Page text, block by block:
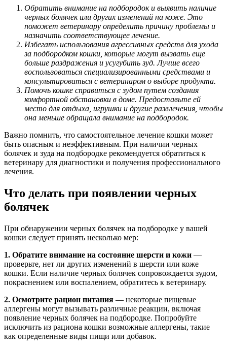
Обратить внимание на подбородок и выявить наличие
черных болячек или других изменений на коже. Это
поможет ветеринару определить причину проблемы и
назначить соответствующее лечение.
Избегать использования агрессивных средств для ухода
за подбородком кошки, которые могут вызвать еще
больше раздражения и усугубить зуд. Лучше всего
воспользоваться специализированными средствами и
консультироваться с ветеринаром о выборе продукта.
Помочь кошке справиться с зудом путем создания
комфортной обстановки в доме. Предоставьте ей
место для отдыха, игрушки и другие развлечения, чтобы
она меньше обращала внимание на подбородок.
Важно помнить, что самостоятельное лечение кошки может
быть опасным и неэффективным. При наличии черных
болячек и зуда на подбородке рекомендуется обратиться к
ветеринару для диагностики и получения профессионального
лечения.
Что делать при появлении черных
болячек
При обнаружении черных болячек на подбородке у вашей
кошки следует принять несколько мер:
1. Обратите внимание на состояние шерсти и кожи —
проверьте, нет ли других изменений в шерсти или коже
кошки. Если наличие черных болячек сопровождается зудом,
покраснением или воспалением, обратитесь к ветеринару.
2. Осмотрите рацион питания — некоторые пищевые
аллергены могут вызывать различные реакции, включая
появление черных болячек на подбородке. Попробуйте
исключить из рациона кошки возможные аллергены, такие
как определенные виды пищи или добавок.